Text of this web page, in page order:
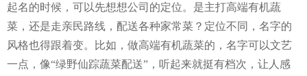
起名的时候，可以先想想公司的定位。是主打高端有机蔬
菜，还是走亲民路线，配送各种家常菜？定位不同，名字的
风格也得跟着变。比如，做高端有机蔬菜的，名字可以文艺
一点，像“绿野仙踪蔬菜配送”，听起来就挺有档次，让人感